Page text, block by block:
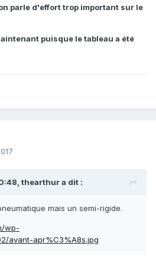
parle d'effort trop important sur le
puisque le tableau a été
thearthur a dit :
mais un semi-rigide.
wp-
avant-apr%C3%A8s.jpg